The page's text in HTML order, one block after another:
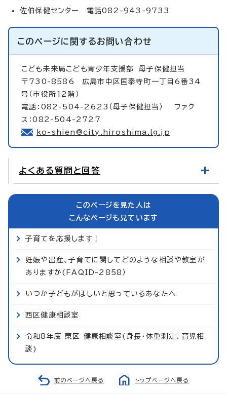
佐伯保健センター 電話082-943-9733
このページに関するお問い合わせ
こども未来局こども青少年支援部母子保健担当
〒730-8586 広島市中区国泰寺町一丁目6番34
号（市役所12階）
電話：082-504-2623（母子保健担当） ファク
ス：082-504-2727
ko-shien@city.hiroshima.lg.jp
よくある質問と回答
このページを見た人は
こんなページも見ています
子育てを応援します！
妊娠や出産、子育てに関してどのような相談や教室が
ありますか(FAQID-2858）
いつか子どもがほしいと思っているあなたへ
西区健康相談室
令和8年度 東区 健康相談室(身長・体重測定、育児相
談)
前のページへ戻る トップページへ戻る